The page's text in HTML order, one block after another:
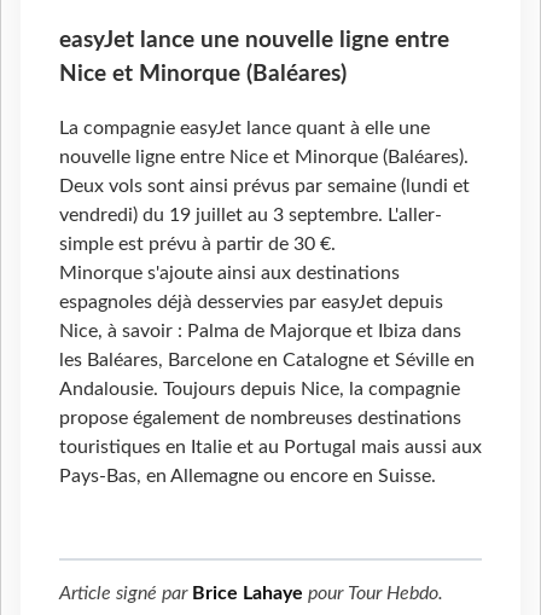
easyJet lance une nouvelle ligne entre
Nice et Minorque (Baléares)
La compagnie easyJet lance quant à elle une
nouvelle ligne entre Nice et Minorque (Baléares).
Deux vols sont ainsi prévus par semaine (lundi et
vendredi) du 19 juillet au 3 septembre. L'aller-
simple est prévu à partir de 30 €.
Minorque s'ajoute ainsi aux destinations
espagnoles déjà desservies par easyJet depuis
Nice, à savoir : Palma de Majorque et Ibiza dans
les Baléares, Barcelone en Catalogne et Séville en
Andalousie. Toujours depuis Nice, la compagnie
propose également de nombreuses destinations
touristiques en Italie et au Portugal mais aussi aux
Pays-Bas, en Allemagne ou encore en Suisse.
Article signé par Brice Lahaye pour Tour Hebdo.